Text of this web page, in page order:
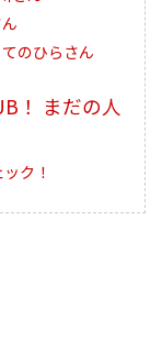
のひらさん
！ まだの人
ク！